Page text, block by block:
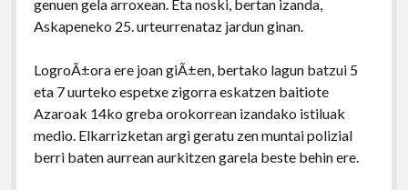
genuen gela arroxean. Eta noski, bertan izanda,
Askapeneko 25. urteurrenataz jardun ginan.
LogroÃ±ora ere joan giÃ±en, bertako lagun batzui 5
eta 7 uurteko espetxe zigorra eskatzen baitiote
Azaroak 14ko greba orokorrean izandako istiluak
medio. Elkarrizketan argi geratu zen muntai polizial
berri baten aurrean aurkitzen garela beste behin ere.